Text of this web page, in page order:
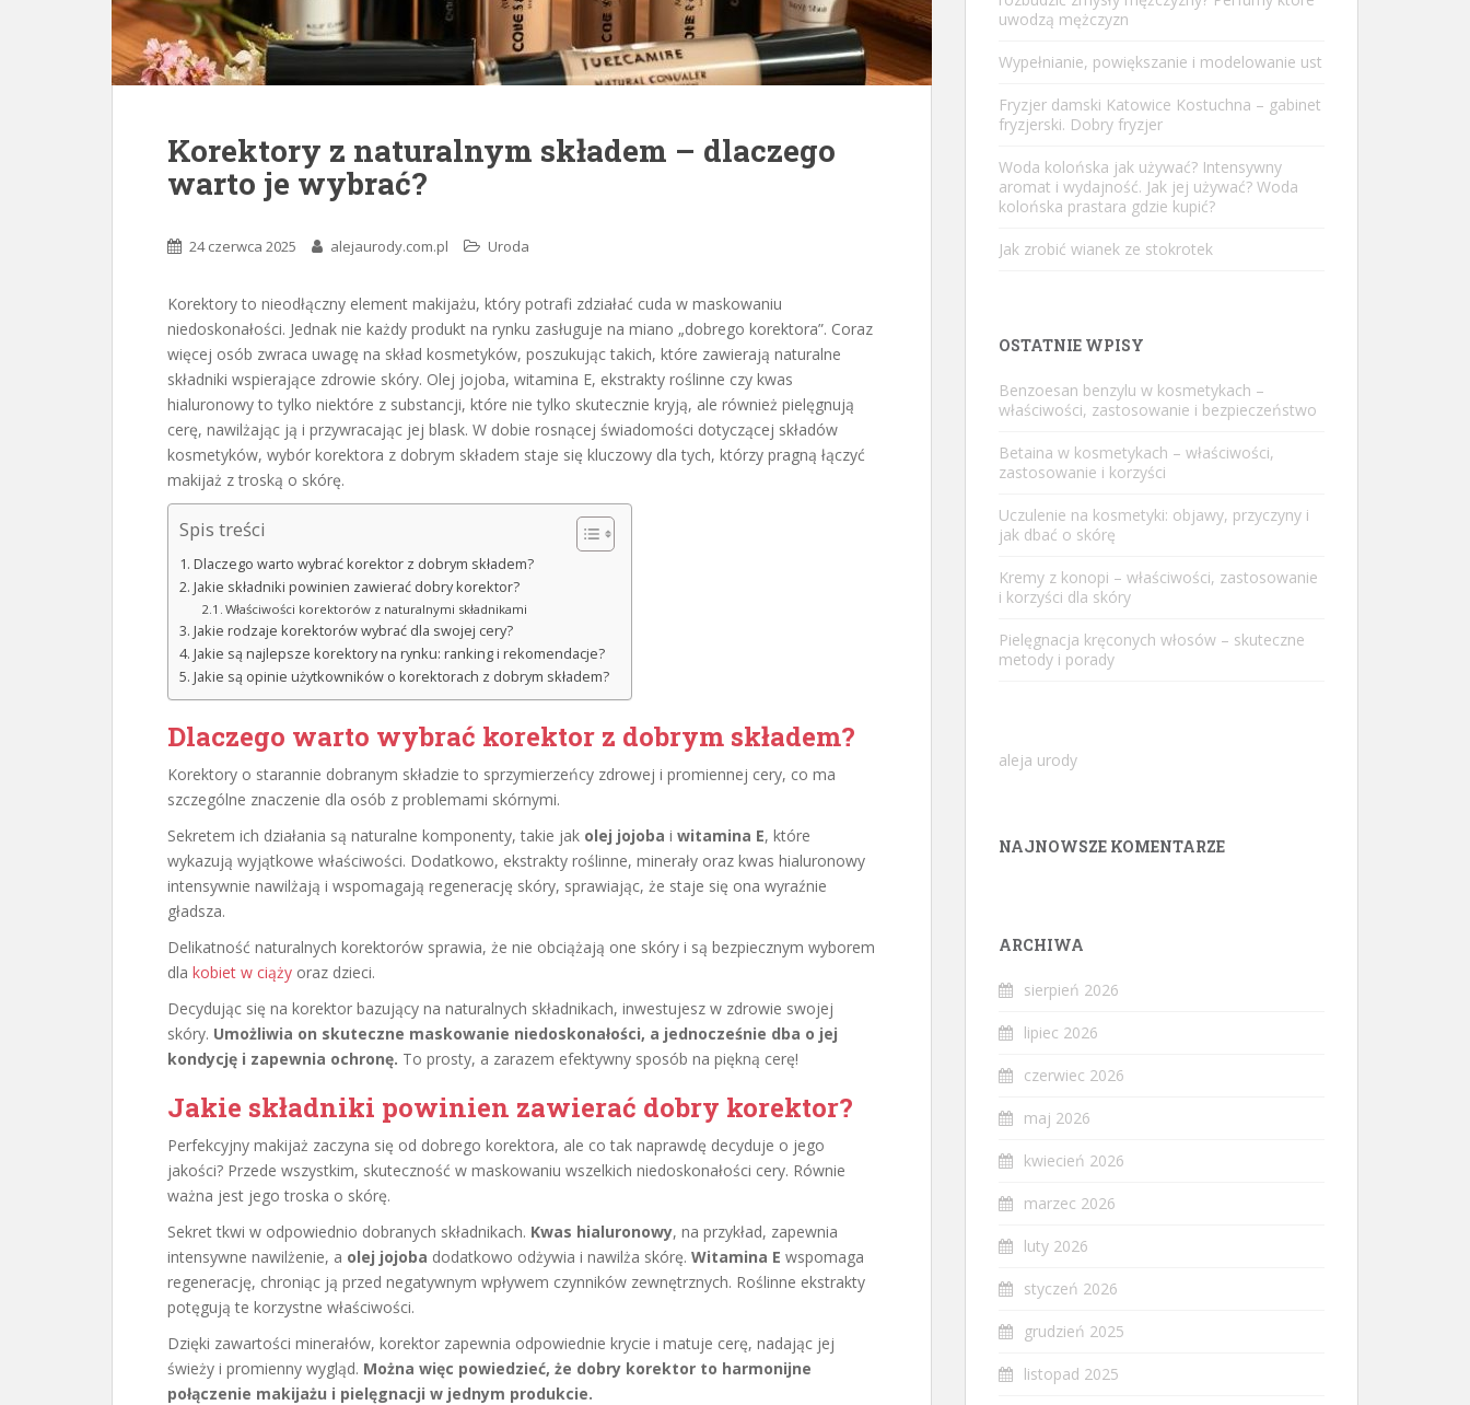
Korektory z naturalnym składem – dlaczego
warto je wybrać?
24 czerwca 2025 alejaurody.com.pl Uroda
Korektory to nieodłączny element makijażu, który potrafi zdziałać cuda w maskowaniu
niedoskonałości. Jednak nie każdy produkt na rynku zasługuje na miano „dobrego korektora”. Coraz
więcej osób zwraca uwagę na skład kosmetyków, poszukując takich, które zawierają naturalne
składniki wspierające zdrowie skóry. Olej jojoba, witamina E, ekstrakty roślinne czy kwas
hialuronowy to tylko niektóre z substancji, które nie tylko skutecznie kryją, ale również pielęgnują
cerę, nawilżając ją i przywracając jej blask. W dobie rosnącej świadomości dotyczącej składów
kosmetyków, wybór korektora z dobrym składem staje się kluczowy dla tych, którzy pragną łączyć
makijaż z troską o skórę.
Spis treści
Dlaczego warto wybrać korektor z dobrym składem?
Jakie składniki powinien zawierać dobry korektor?
Właściwości korektorów z naturalnymi składnikami
Jakie rodzaje korektorów wybrać dla swojej cery?
Jakie są najlepsze korektory na rynku: ranking i rekomendacje?
Jakie są opinie użytkowników o korektorach z dobrym składem?
Dlaczego warto wybrać korektor z dobrym składem?
Korektory o starannie dobranym składzie to sprzymierzeńcy zdrowej i promiennej cery, co ma
szczególne znaczenie dla osób z problemami skórnymi.
Sekretem ich działania są naturalne komponenty, takie jak olej jojoba i witamina E, które
wykazują wyjątkowe właściwości. Dodatkowo, ekstrakty roślinne, minerały oraz kwas hialuronowy
intensywnie nawilżają i wspomagają regenerację skóry, sprawiając, że staje się ona wyraźnie
gładsza.
Delikatność naturalnych korektorów sprawia, że nie obciążają one skóry i są bezpiecznym wyborem
dla kobiet w ciąży oraz dzieci.
Decydując się na korektor bazujący na naturalnych składnikach, inwestujesz w zdrowie swojej
skóry. Umożliwia on skuteczne maskowanie niedoskonałości, a jednocześnie dba o jej
kondycję i zapewnia ochronę. To prosty, a zarazem efektywny sposób na piękną cerę!
Jakie składniki powinien zawierać dobry korektor?
Perfekcyjny makijaż zaczyna się od dobrego korektora, ale co tak naprawdę decyduje o jego
jakości? Przede wszystkim, skuteczność w maskowaniu wszelkich niedoskonałości cery. Równie
ważna jest jego troska o skórę.
Sekret tkwi w odpowiednio dobranych składnikach. Kwas hialuronowy, na przykład, zapewnia
intensywne nawilżenie, a olej jojoba dodatkowo odżywia i nawilża skórę. Witamina E wspomaga
regenerację, chroniąc ją przed negatywnym wpływem czynników zewnętrznych. Roślinne ekstrakty
potęgują te korzystne właściwości.
Dzięki zawartości minerałów, korektor zapewnia odpowiednie krycie i matuje cerę, nadając jej
świeży i promienny wygląd. Można więc powiedzieć, że dobry korektor to harmonijne
połączenie makijażu i pielęgnacji w jednym produkcie.
uwodzą mężczyzn
Wypełnianie, powiększanie i modelowanie ust
Fryzjer damski Katowice Kostuchna – gabinet
fryzjerski. Dobry fryzjer
Woda kolońska jak używać? Intensywny
aromat i wydajność. Jak jej używać? Woda
kolońska prastara gdzie kupić?
Jak zrobić wianek ze stokrotek
OSTATNIE WPISY
Benzoesan benzylu w kosmetykach –
właściwości, zastosowanie i bezpieczeństwo
Betaina w kosmetykach – właściwości,
zastosowanie i korzyści
Uczulenie na kosmetyki: objawy, przyczyny i
jak dbać o skórę
Kremy z konopi – właściwości, zastosowanie
i korzyści dla skóry
Pielęgnacja kręconych włosów – skuteczne
metody i porady
aleja urody
NAJNOWSZE KOMENTARZE
ARCHIWA
sierpień 2026
lipiec 2026
czerwiec 2026
maj 2026
kwiecień 2026
marzec 2026
luty 2026
styczeń 2026
grudzień 2025
listopad 2025